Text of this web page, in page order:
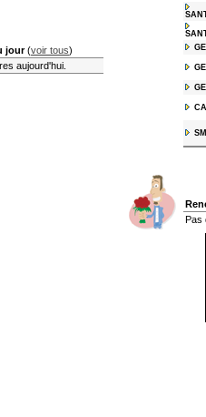
jour(voir tous)
aujourd'hui.
Pas